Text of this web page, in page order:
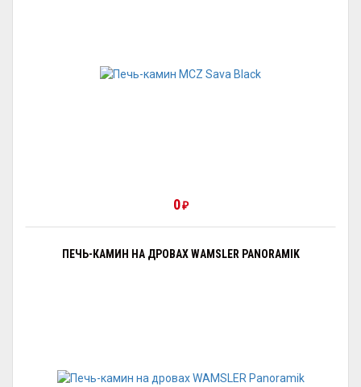
0₽
ПЕЧЬ-КАМИН НА ДРОВАХ WAMSLER PANORAMIK